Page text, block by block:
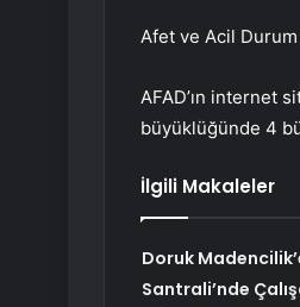
Afet ve Acil Durum
AFAD’ın internet
büyüklüğünde 4
İlgili Makaleler
Doruk
Santrali’nde